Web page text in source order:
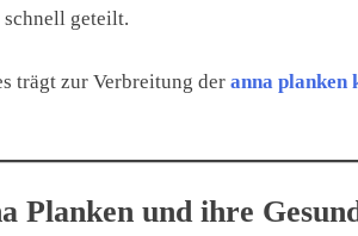
schnell geteilt.
trägt zur Verbreitung der anna planken
Planken und ihre